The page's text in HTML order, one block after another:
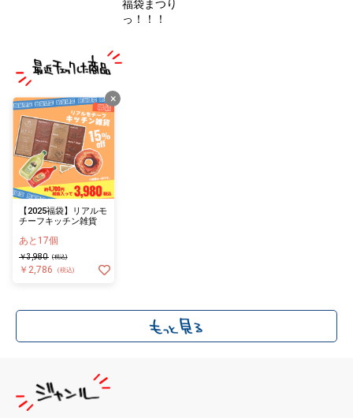
福袋まつり
っ！！！
×
【2025福袋】リアルモ
チーフキッチン雑貨
あと17個
￥3,980 (税込)
￥2,786 (税込)